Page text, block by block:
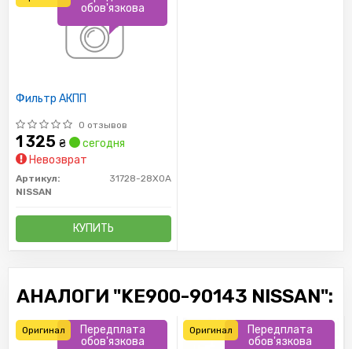
Фильтр АКПП
0 отзывов
1 325 ₴
сегодня
Невозврат
Артикул:
31728-28X0A
NISSAN
КУПИТЬ
обов'язкова
АНАЛОГИ "KE900-90143 NISSAN":
Передплата
обов'язкова
Оригинал
Передплата
обов'язкова
Оригинал